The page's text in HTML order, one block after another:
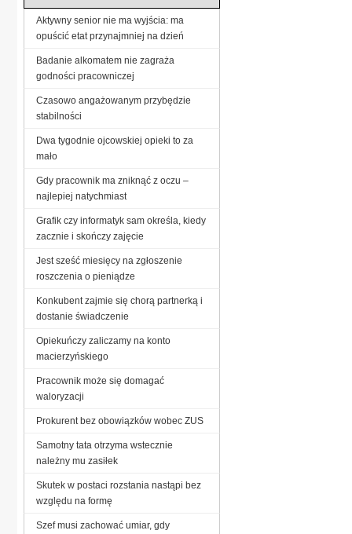
Aktywny senior nie ma wyjścia: ma
opuścić etat przynajmniej na dzień
Badanie alkomatem nie zagraża
godności pracowniczej
Czasowo angażowanym przybędzie
stabilności
Dwa tygodnie ojcowskiej opieki to za
mało
Gdy pracownik ma zniknąć z oczu –
najlepiej natychmiast
Grafik czy informatyk sam określa, kiedy
zacznie i skończy zajęcie
Jest sześć miesięcy na zgłoszenie
roszczenia o pieniądze
Konkubent zajmie się chorą partnerką i
dostanie świadczenie
Opiekuńczy zaliczamy na konto
macierzyńskiego
Pracownik może się domagać
waloryzacji
Prokurent bez obowiązków wobec ZUS
Samotny tata otrzyma wstecznie
należny mu zasiłek
Skutek w postaci rozstania nastąpi bez
względu na formę
Szef musi zachować umiar, gdy